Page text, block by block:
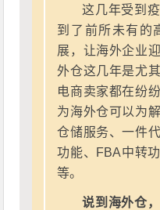
这几年受到
到了前所未有的
展，让海外企业
外仓这几年是尤
电商卖家都在纷
为海外仓可以为
仓储服务、一件
功能、FBA中转
等。
说到海外仓，